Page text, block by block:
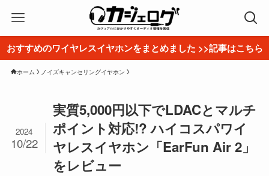
おすすめのワイヤレスイヤホンをまとめました >>記事はこちら
ホーム ノイズキャンセリングイヤホン
実質5,000円以下でLDACとマルチ
ポイント対応!? ハイコスパワイ
ヤレスイヤホン「EarFun Air 2」
をレビュー
2024
10/22